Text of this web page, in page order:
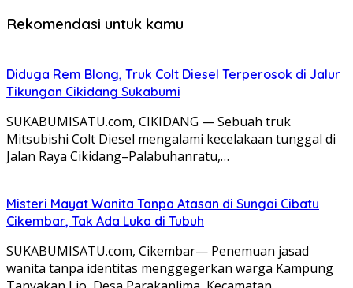
Rekomendasi untuk kamu
Diduga Rem Blong, Truk Colt Diesel Terperosok di Jalur
Tikungan Cikidang Sukabumi
SUKABUMISATU.com, CIKIDANG — Sebuah truk
Mitsubishi Colt Diesel mengalami kecelakaan tunggal di
Jalan Raya Cikidang–Palabuhanratu,…
Misteri Mayat Wanita Tanpa Atasan di Sungai Cibatu
Cikembar, Tak Ada Luka di Tubuh
SUKABUMISATU.com, Cikembar— Penemuan jasad
wanita tanpa identitas menggegerkan warga Kampung